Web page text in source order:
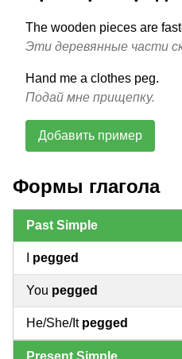
The wooden pieces are
Эти деревянные части
Hand me a clothes peg.
Подай мне прищепку.
Добавить пример
Формы глагола
Past Simple
pegged
You pegged
He/She/It pegged